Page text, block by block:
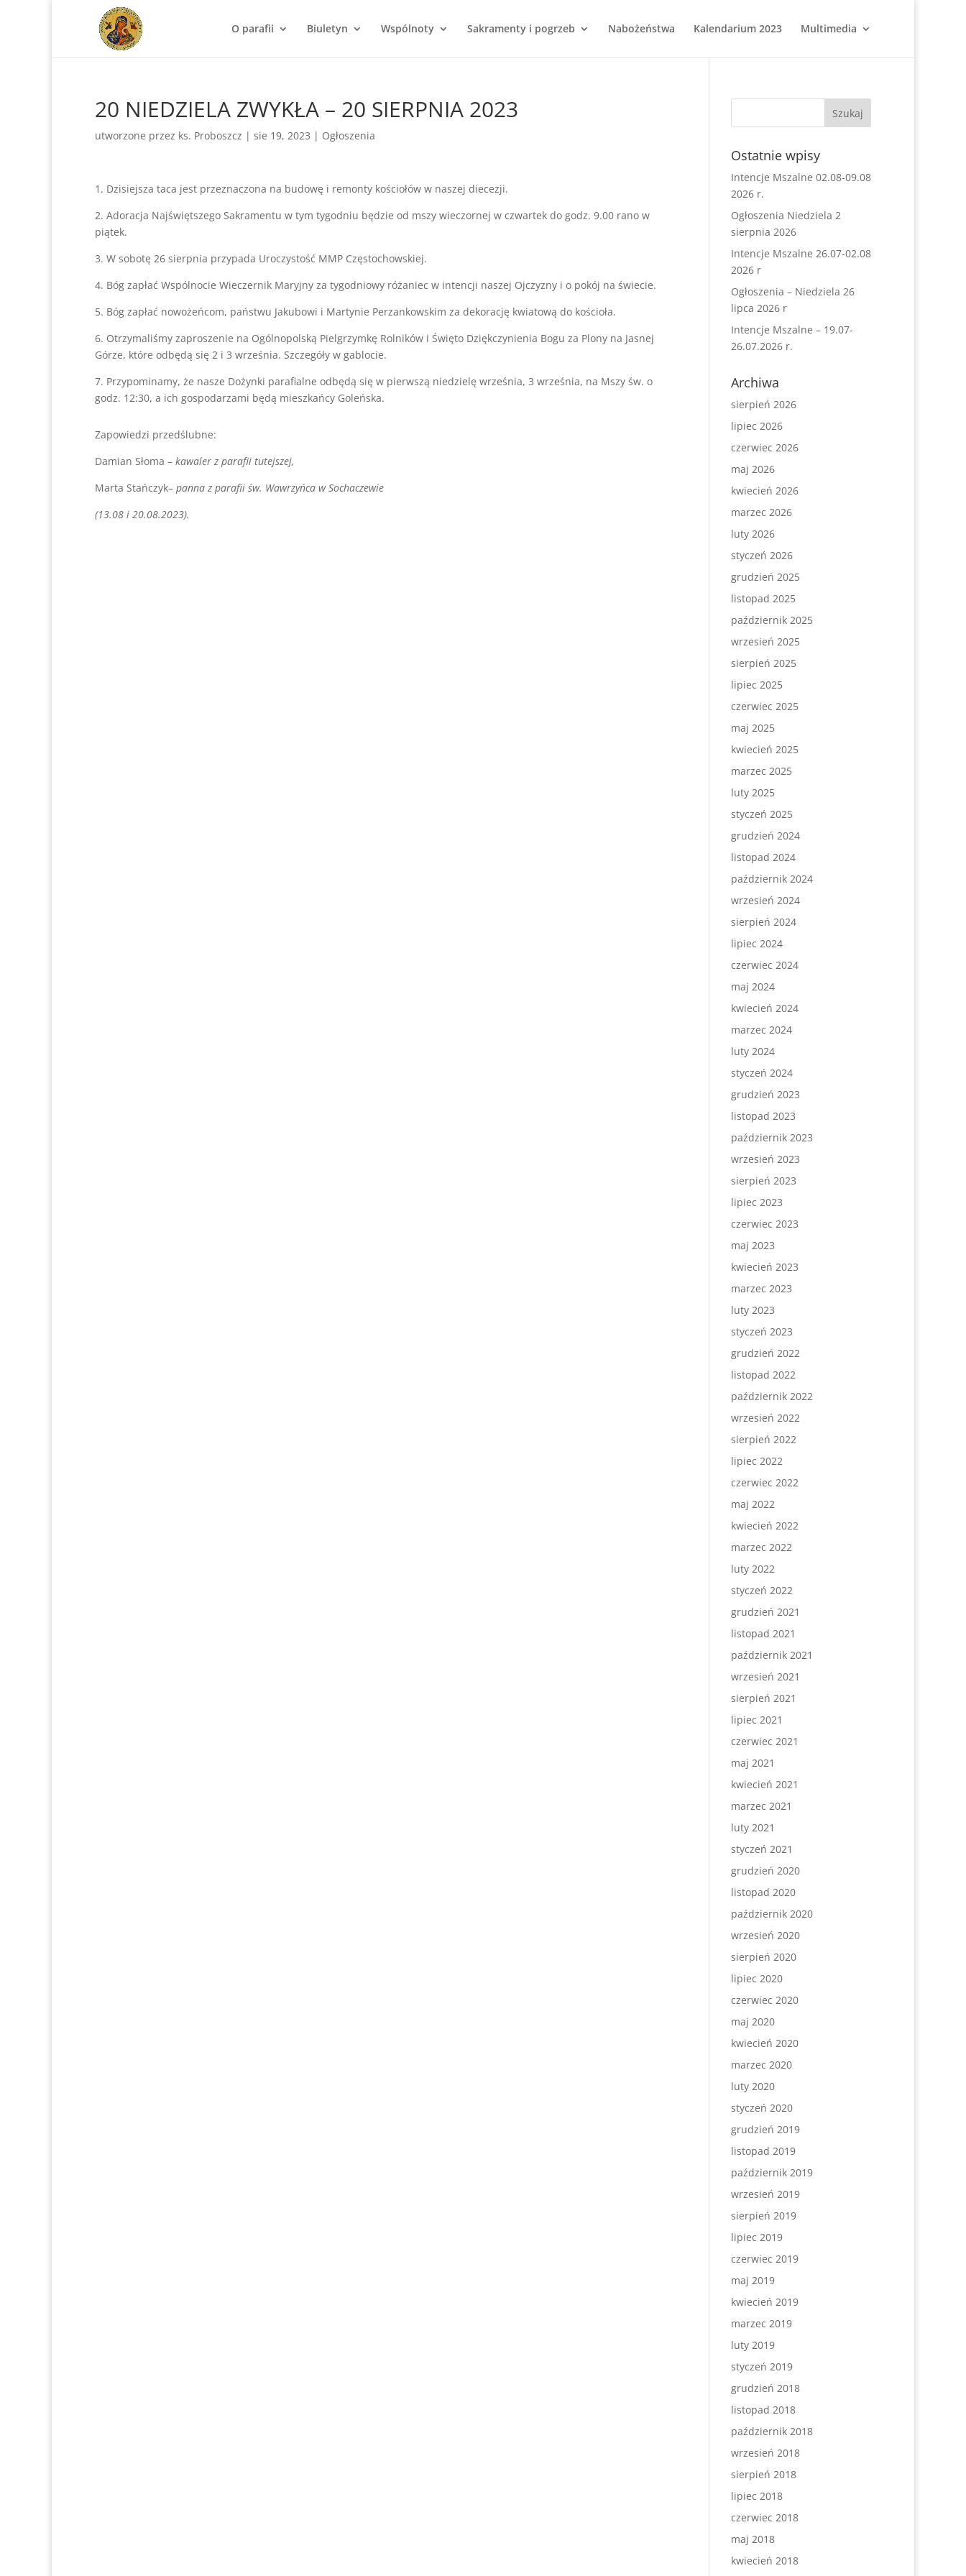
O parafii Biuletyn Wspólnoty Sakramenty i pogrzeb Nabożeństwa Kalendarium 2023 Multimedia
20 NIEDZIELA ZWYKŁA – 20 SIERPNIA 2023
utworzone przez ks. Proboszcz | sie 19, 2023 | Ogłoszenia
1. Dzisiejsza taca jest przeznaczona na budowę i remonty kościołów w naszej diecezji.
2. Adoracja Najświętszego Sakramentu w tym tygodniu będzie od mszy wieczornej w czwartek do godz. 9.00 rano w
piątek.
3. W sobotę 26 sierpnia przypada Uroczystość MMP Częstochowskiej.
4. Bóg zapłać Wspólnocie Wieczernik Maryjny za tygodniowy różaniec w intencji naszej Ojczyzny i o pokój na świecie.
5. Bóg zapłać nowożeńcom, państwu Jakubowi i Martynie Perzankowskim za dekorację kwiatową do kościoła.
6. Otrzymaliśmy zaproszenie na Ogólnopolską Pielgrzymkę Rolników i Święto Dziękczynienia Bogu za Plony na Jasnej
Górze, które odbędą się 2 i 3 września. Szczegóły w gablocie.
7. Przypominamy, że nasze Dożynki parafialne odbędą się w pierwszą niedzielę września, 3 września, na Mszy św. o
godz. 12:30, a ich gospodarzami będą mieszkańcy Goleńska.
Zapowiedzi przedślubne:
Damian Słoma – kawaler z parafii tutejszej,
Marta Stańczyk– panna z parafii św. Wawrzyńca w Sochaczewie
(13.08 i 20.08.2023).
Ostatnie wpisy
Intencje Mszalne 02.08-09.08
2026 r.
Ogłoszenia Niedziela 2
sierpnia 2026
Intencje Mszalne 26.07-02.08
2026 r
Ogłoszenia – Niedziela 26
lipca 2026 r
Intencje Mszalne – 19.07-
26.07.2026 r.
Archiwa
sierpień 2026
lipiec 2026
czerwiec 2026
maj 2026
kwiecień 2026
marzec 2026
luty 2026
styczeń 2026
grudzień 2025
listopad 2025
październik 2025
wrzesień 2025
sierpień 2025
lipiec 2025
czerwiec 2025
maj 2025
kwiecień 2025
marzec 2025
luty 2025
styczeń 2025
grudzień 2024
listopad 2024
październik 2024
wrzesień 2024
sierpień 2024
lipiec 2024
czerwiec 2024
maj 2024
kwiecień 2024
marzec 2024
luty 2024
styczeń 2024
grudzień 2023
listopad 2023
październik 2023
wrzesień 2023
sierpień 2023
lipiec 2023
czerwiec 2023
maj 2023
kwiecień 2023
marzec 2023
luty 2023
styczeń 2023
grudzień 2022
listopad 2022
październik 2022
wrzesień 2022
sierpień 2022
lipiec 2022
czerwiec 2022
maj 2022
kwiecień 2022
marzec 2022
luty 2022
styczeń 2022
grudzień 2021
listopad 2021
październik 2021
wrzesień 2021
sierpień 2021
lipiec 2021
czerwiec 2021
maj 2021
kwiecień 2021
marzec 2021
luty 2021
styczeń 2021
grudzień 2020
listopad 2020
październik 2020
wrzesień 2020
sierpień 2020
lipiec 2020
czerwiec 2020
maj 2020
kwiecień 2020
marzec 2020
luty 2020
styczeń 2020
grudzień 2019
listopad 2019
październik 2019
wrzesień 2019
sierpień 2019
lipiec 2019
czerwiec 2019
maj 2019
kwiecień 2019
marzec 2019
luty 2019
styczeń 2019
grudzień 2018
listopad 2018
październik 2018
wrzesień 2018
sierpień 2018
lipiec 2018
czerwiec 2018
maj 2018
kwiecień 2018